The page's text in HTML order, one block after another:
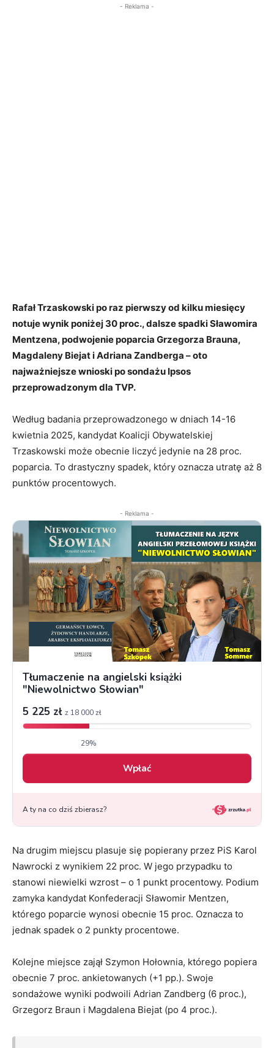
- Reklama -
Rafał Trzaskowski po raz pierwszy od kilku miesięcy
notuje wynik poniżej 30 proc., dalsze spadki Sławomira
Mentzena, podwojenie poparcia Grzegorza Brauna,
Magdaleny Biejat i Adriana Zandberga – oto
najważniejsze wnioski po sondażu Ipsos
przeprowadzonym dla TVP.
Według badania przeprowadzonego w dniach 14-16
kwietnia 2025, kandydat Koalicji Obywatelskiej
Trzaskowski może obecnie liczyć jedynie na 28 proc.
poparcia. To drastyczny spadek, który oznacza utratę aż 8
punktów procentowych.
- Reklama -
Na drugim miejscu plasuje się popierany przez PiS Karol
Nawrocki z wynikiem 22 proc. W jego przypadku to
stanowi niewielki wzrost – o 1 punkt procentowy. Podium
zamyka kandydat Konfederacji Sławomir Mentzen,
którego poparcie wynosi obecnie 15 proc. Oznacza to
jednak spadek o 2 punkty procentowe.
Kolejne miejsce zajął Szymon Hołownia, którego popiera
obecnie 7 proc. ankietowanych (+1 pp.). Swoje
sondażowe wyniki podwoili Adrian Zandberg (6 proc.),
Grzegorz Braun i Magdalena Biejat (po 4 proc.).